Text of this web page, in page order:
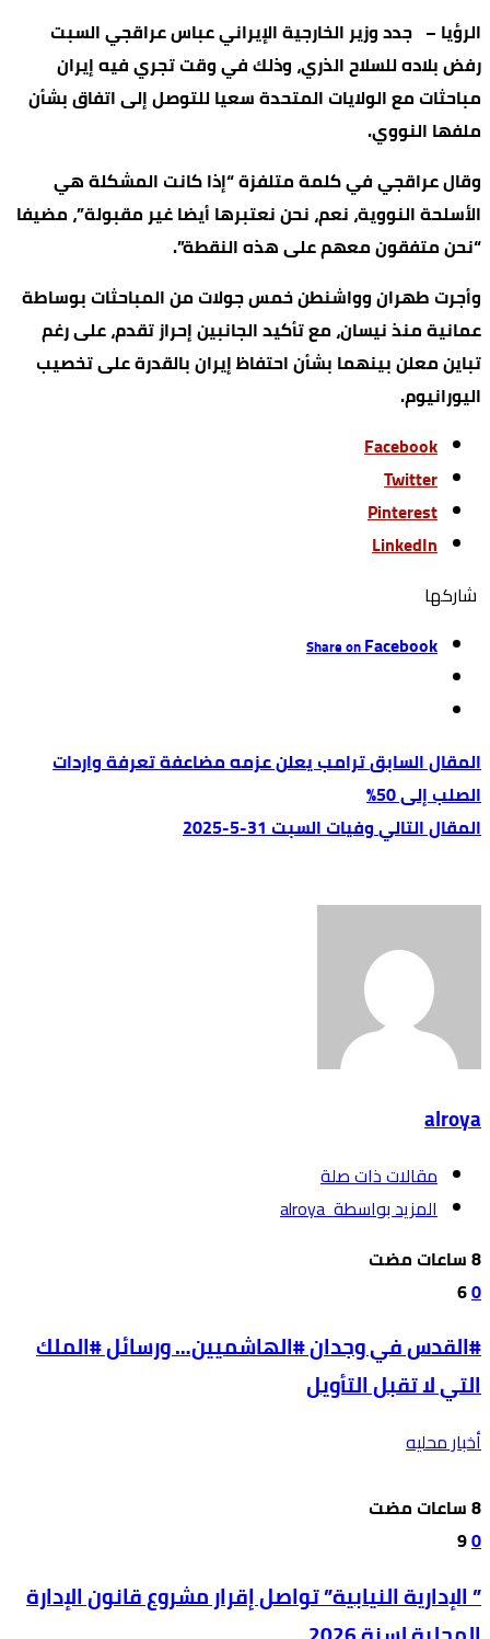
الرؤيا – جدد وزير الخارجية الإيراني عباس عراقجي السبت
رفض بلاده للسلاح الذري، وذلك في وقت تجري فيه إيران
مباحثات مع الولايات المتحدة سعيا للتوصل إلى اتفاق بشأن
ملفها النووي.
وقال عراقجي في كلمة متلفزة “إذا كانت المشكلة هي
الأسلحة النووية، نعم، نحن نعتبرها أيضا غير مقبولة”، مضيفا
“نحن متفقون معهم على هذه النقطة”.
وأجرت طهران وواشنطن خمس جولات من المباحثات بوساطة
عمانية منذ نيسان، مع تأكيد الجانبين إحراز تقدم، على رغم
تباين معلن بينهما بشأن احتفاظ إيران بالقدرة على تخصيب
اليورانيوم.
Facebook
Twitter
Pinterest
LinkedIn
‫‫ شاركها‬
Share onFacebook
ترامب يعلن عزمه مضاعفة تعرفة واردات
الصلب إلى 50%
وفيات السبت 31-5-2025
alroya
‫مقالات ذات صلة‬
‫‫المزيد بواسطة‬ ‬ alroya
0
6
#القدس في وجدان #الهاشميين… ورسائل #الملك
التي لا تقبل التأويل
أخبار محليه
0
9
” الإدارية النيابية” تواصل إقرار مشروع قانون الإدارة